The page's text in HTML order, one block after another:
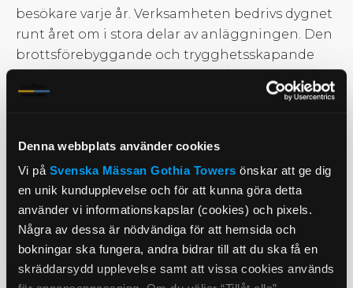
Denna webbplats använder cookies
Vi på Svenska Mässan Gothia Towersönskar att ge dig
en unik kundupplevelse och för att kunna göra detta
använder vi informationskapslar (cookies) och pixels.
Några av dessa är nödvändiga för att hemsida och
bokningar ska fungera, andra bidrar till att du ska få en
skräddarsydd upplevelse samt att vissa cookies används
besökare varje år. Verksamheten bedrivs dygnet
runt året om i stora delar av anläggningen. Den
brottsförebyggande och trygghetsskapande
bevakningen är en relevant del i arbetet med
att upprätthålla ordning och säkerhet i Svenska
Information
Skyltar med information om vår
kamerabevakning finns i anslutning till våra
entréer, och till viss del i direkt anslutning till
platsen som bevakas.